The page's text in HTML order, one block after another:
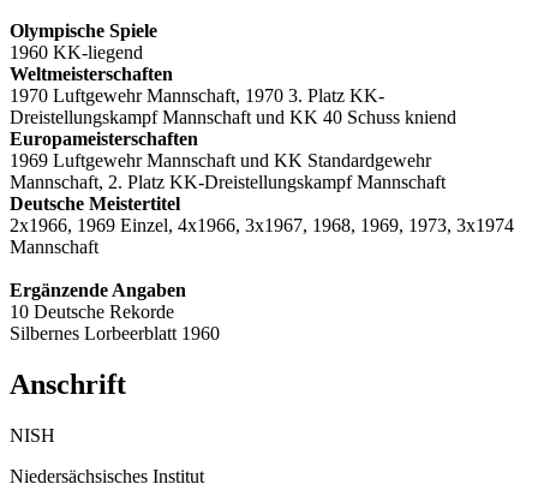
Olympische Spiele
1960 KK-liegend
Weltmeisterschaften
1970 Luftgewehr Mannschaft, 1970 3. Platz KK-
Dreistellungskampf Mannschaft und KK 40 Schuss kniend
Europameisterschaften
1969 Luftgewehr Mannschaft und KK Standardgewehr
Mannschaft, 2. Platz KK-Dreistellungskampf Mannschaft
Deutsche Meistertitel
2x1966, 1969 Einzel, 4x1966, 3x1967, 1968, 1969, 1973, 3x1974
Mannschaft
Ergänzende Angaben
10 Deutsche Rekorde
Silbernes Lorbeerblatt 1960
Anschrift
NISH
Niedersächsisches Institut